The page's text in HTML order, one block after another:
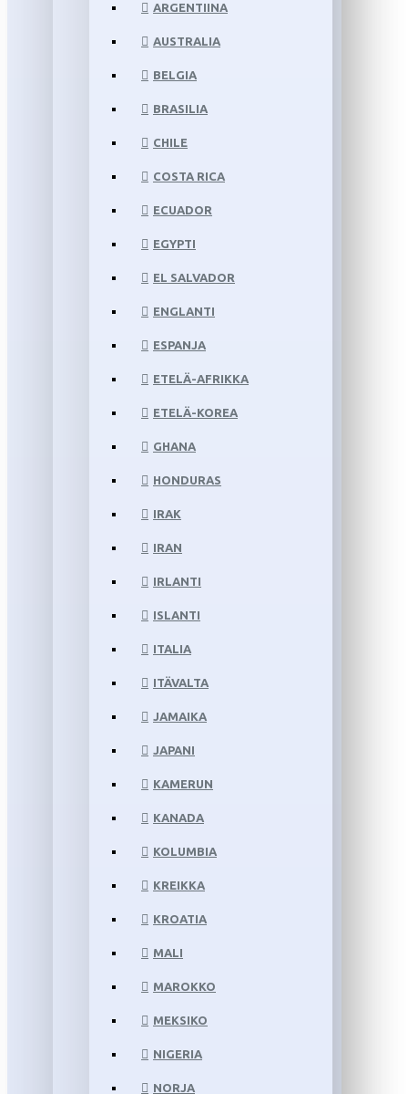
ARGENTIINA
AUSTRALIA
BELGIA
BRASILIA
CHILE
COSTA RICA
ECUADOR
EGYPTI
EL SALVADOR
ENGLANTI
ESPANJA
ETELÄ-AFRIKKA
ETELÄ-KOREA
GHANA
HONDURAS
IRAK
IRAN
IRLANTI
ISLANTI
ITALIA
ITÄVALTA
JAMAIKA
JAPANI
KAMERUN
KANADA
KOLUMBIA
KREIKKA
KROATIA
MALI
MAROKKO
MEKSIKO
NIGERIA
NORJA